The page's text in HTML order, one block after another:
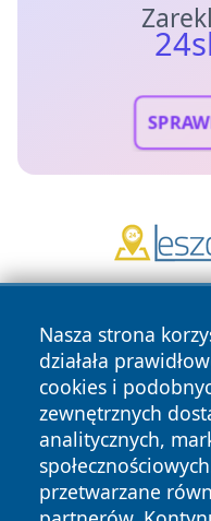
Nasza strona
działała
cookies i
zewnętrznych
analitycznych,
przetwarzane
Copyright © 2026